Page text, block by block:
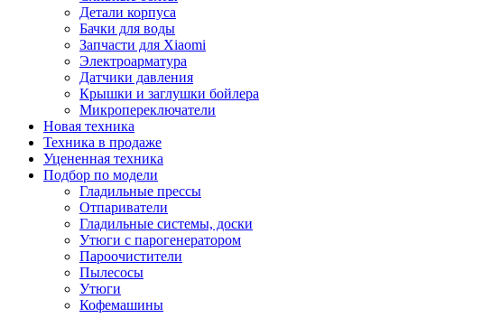
Детали корпуса
Бачки для воды
Запчасти для Xiaomi
Электроарматура
Датчики давления
Крышки и заглушки бойлера
Микропереключатели
Новая техника
Техника в продаже
Уцененная техника
Подбор по модели
Гладильные прессы
Отпариватели
Гладильные системы, доски
Утюги с парогенератором
Пароочистители
Пылесосы
Утюги
Кофемашины